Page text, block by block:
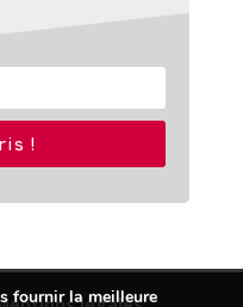
!
fournir la meilleure